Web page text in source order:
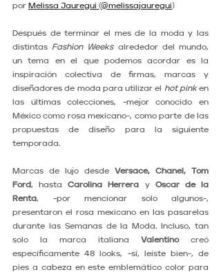
por Melissa Jauregui (@melissajauregui)
Después de terminar el mes de la moda y las
distintas Fashion Weeks alrededor del mundo,
un tema en el que podemos acordar es la
inspiración colectiva de firmas, marcas y
diseñadores de moda para utilizar el hot pink en
las últimas colecciones, -mejor conocido en
México como rosa mexicano-, como parte de las
propuestas de diseño para la siguiente
temporada.
Marcas de lujo desde Versace, Chanel, Tom
Ford, hasta Carolina Herrera y Oscar de la
Renta, -por mencionar solo algunos-,
presentaron el rosa mexicano en las pasarelas
durante las Semanas de la Moda. Incluso, tan
solo la marca italiana Valentino creó
específicamente 48 looks, -sí, leíste bien-, de
pies a cabeza en este emblemático color para